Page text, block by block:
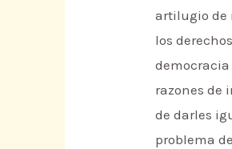
artilugio de
los
razones de
de darles
problema